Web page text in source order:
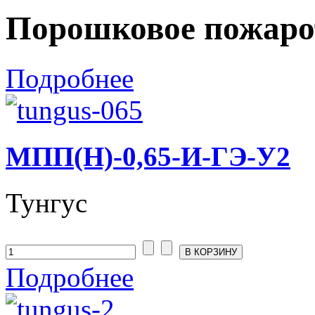
Порошковое
Подробнее
МПП(Н)-0,65-И-ГЭ-У2
Тунгус
Подробнее